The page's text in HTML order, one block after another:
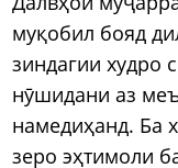
муқобил бояд
зиндагии худро
нӯшидани аз
намедиҳанд. Ба
зеро эҳтимоли